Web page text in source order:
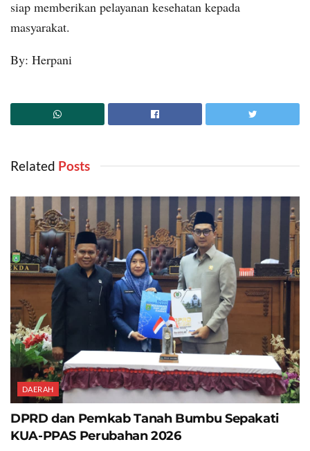
siap memberikan pelayanan kesehatan kepada
masyarakat.
By: Herpani
Related ‎ Posts
DAERAH
DPRD dan Pemkab Tanah Bumbu Sepakati
KUA-PPAS Perubahan 2026